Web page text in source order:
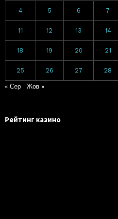
4 5 6 7
11 12 13 14
18 19 20 21
25 26 27 28
« Сер Жов »
Рейтинг казино